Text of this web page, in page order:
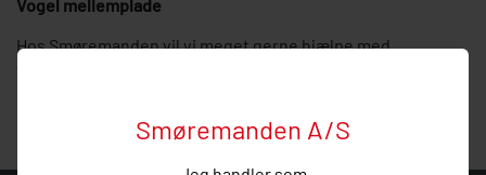
Smøremanden A/S
Vogel mellemplade
Hos Smøremanden vil vi meget gerne hjælpe med